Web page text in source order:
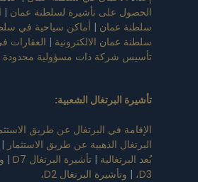
الحصول على تأشيرة لسلطنة عمان |
سلطنة عمان | أماكن سياحية في
سلطنة عمان الالكترونية | العقارات
تأسيس شركة ذات مسؤولية
تأشيرة البرتغال الشعبية:
الإقامة في البرتغال عن طريق
البرتغال الذهبية عن طريق الاستثمار |
بُعد البرتغالية | تأشيرة البرتغال D7 |
D3، | وتأشيرة البرتغال D2،